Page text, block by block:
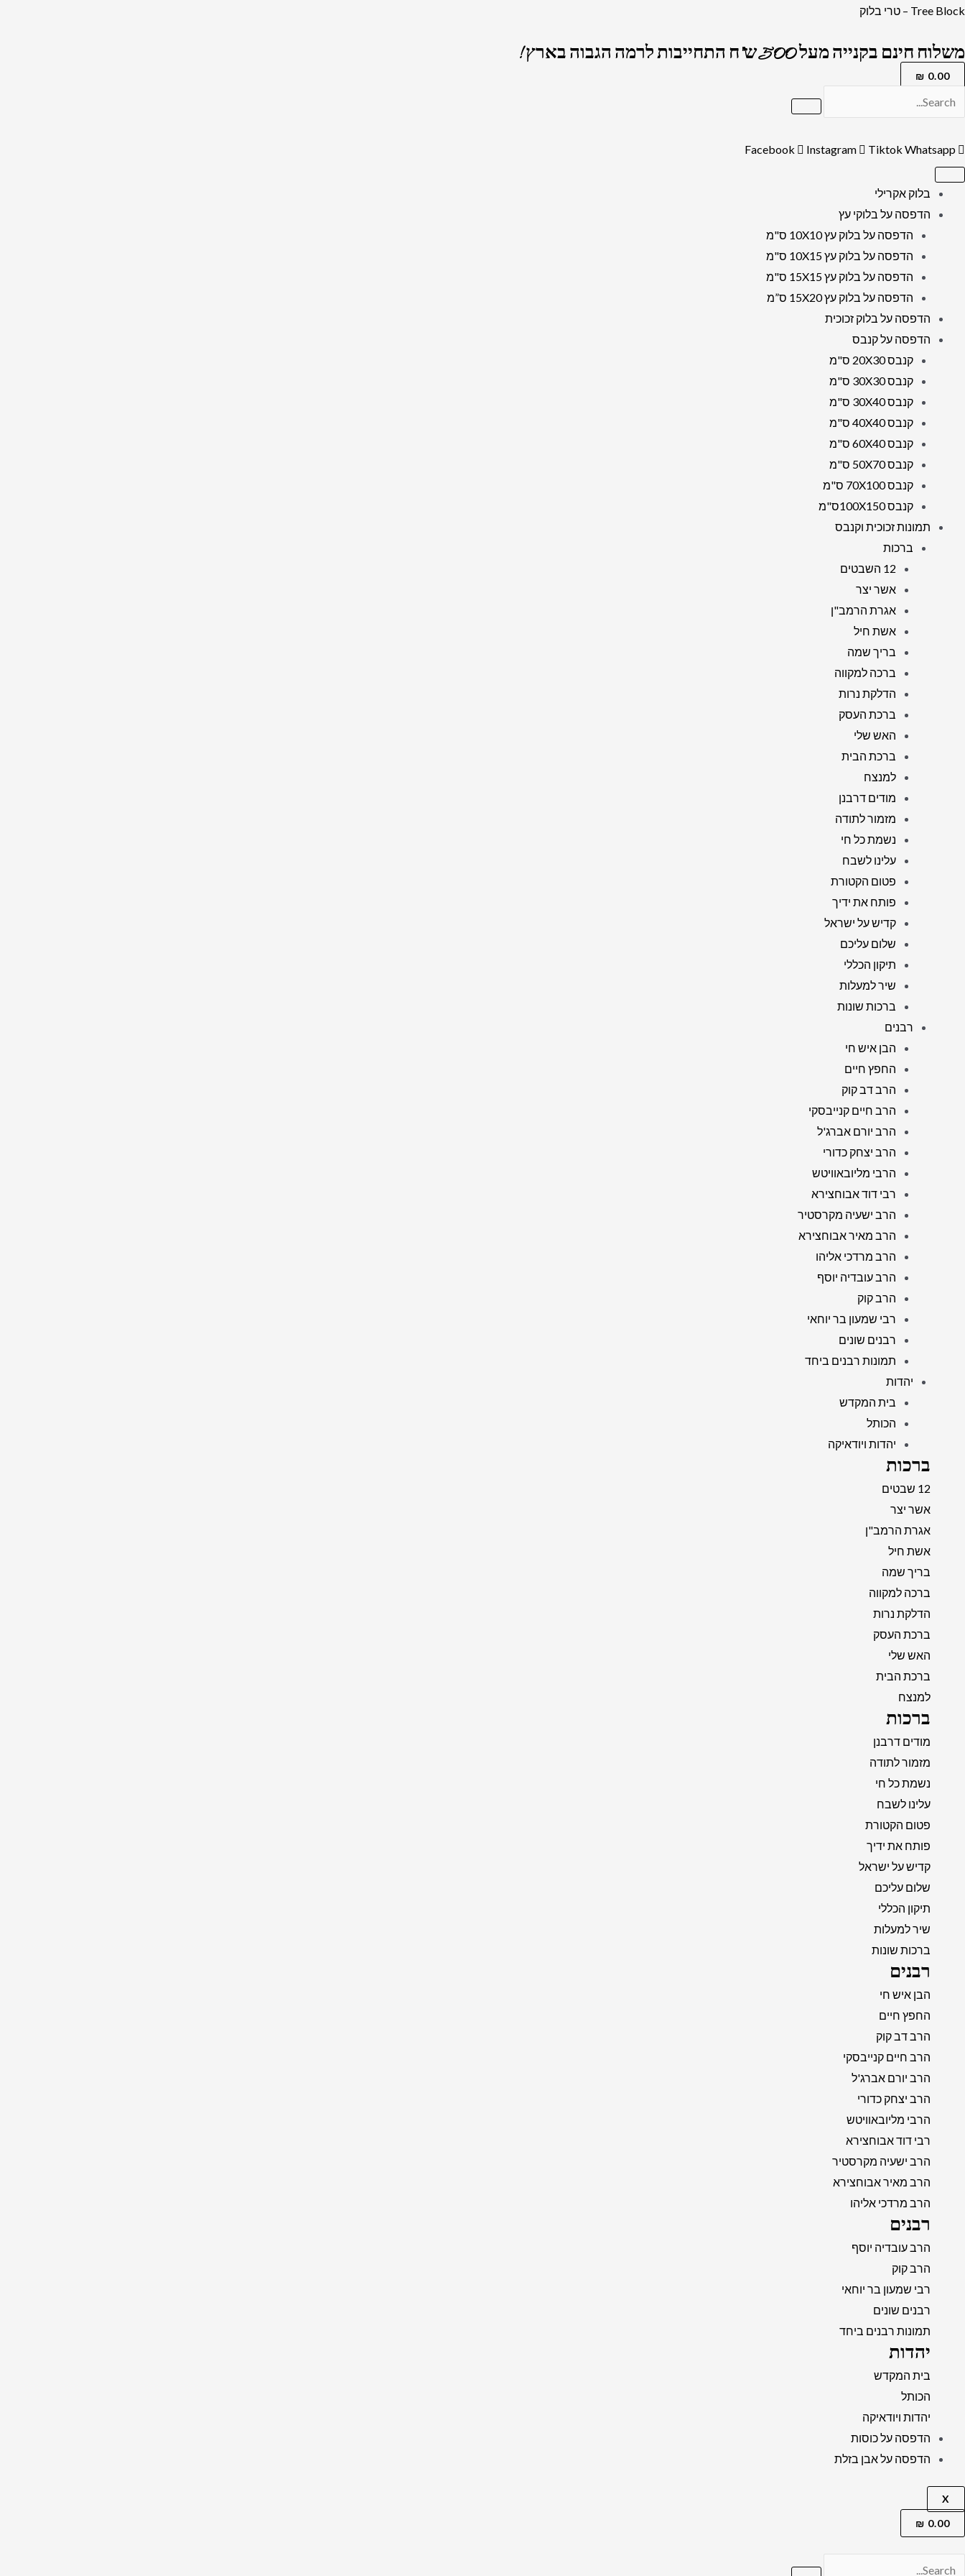
דילוג
Tree Block – טרי בלוק
משלוח חינם בקנייה מעל 500 ש"ח התחייבות לרמה הגבוה בארץ !
0.00
₪
Facebook Instagram Tiktok Whatsapp
בלוק אקרילי
הדפסה על בלוקי עץ
הדפסה על בלוק עץ 10X10 ס"מ
הדפסה על בלוק עץ 10X15 ס"מ
הדפסה על בלוק עץ 15X15 ס"מ
הדפסה על בלוק עץ 15X20 ס”מ
הדפסה על בלוק זכוכית
הדפסה על קנבס
קנבס 20X30 ס"מ
קנבס 30X30 ס"מ
קנבס 30X40 ס"מ
קנבס 40X40 ס"מ
קנבס 60X40 ס"מ
קנבס 50X70 ס"מ
קנבס 70X100 ס"מ
קנבס 100X150ס"מ
תמונות זכוכית וקנבס
ברכות
12 השבטים
אשר יצר
אגרת הרמב"ן
אשת חיל
בריך שמה
ברכה למקווה
הדלקת נרות
ברכת העסק
האש שלי
ברכת הבית
למנצח
מודים דרבנן
מזמור לתודה
נשמת כל חי
עלינו לשבח
פטום הקטורת
פותח את ידיך
קדיש על ישראל
שלום עליכם
תיקון הכללי
שיר למעלות
ברכות שונות
רבנים
הבן איש חי
החפץ חיים
הרב דב קוק
הרב חיים קנייבסקי
הרב יורם אברג'ל
הרב יצחק כדורי
הרבי מליובאוויטש
רבי דוד אבוחצירא
הרב ישעיה מקרסטיר
הרב מאיר אבוחצירא
הרב מרדכי אליהו
הרב עובדיה יוסף
הרב קוק
רבי שמעון בר יוחאי
רבנים שונים
תמונות רבנים ביחד
יהדות
בית המקדש
הכותל
יהדות ויודאיקה
ברכות
12 שבטים
אשר יצר
אגרת הרמב"ן
אשת חיל
בריך שמה
ברכה למקווה
הדלקת נרות
ברכת העסק
האש שלי
ברכת הבית
למנצח
ברכות
מודים דרבנן
מזמור לתודה
נשמת כל חי
עלינו לשבח
פטום הקטורת
פותח את ידיך
קדיש על ישראל
שלום עליכם
תיקון הכללי
שיר למעלות
ברכות שונות
רבנים
הבן איש חי
החפץ חיים
הרב דב קוק
הרב חיים קנייבסקי
הרב יורם אברג'ל
הרב יצחק כדורי
הרבי מליובאוויטש
רבי דוד אבוחצירא
הרב ישעיה מקרסטיר
הרב מאיר אבוחצירא
הרב מרדכי אליהו
רבנים
הרב עובדיה יוסף
הרב קוק
רבי שמעון בר יוחאי
רבנים שונים
תמונות רבנים ביחד
יהדות
בית המקדש
הכותל
יהדות ויודאיקה
הדפסה על כוסות
הדפסה על אבן בזלת
X
0.00
₪
כמות
2717-
על
או
של
תפילת
השל"ה
הקדוש